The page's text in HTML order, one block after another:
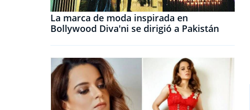
La marca de moda inspirada en
Bollywood Diva'ni se dirigió a Pakistán